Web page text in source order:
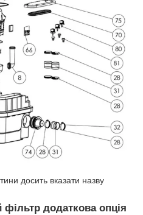
досить вказати назву
додаткова опція